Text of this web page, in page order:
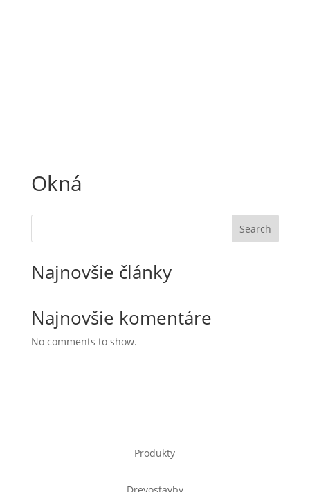
Okná
Search
Najnovšie články
Najnovšie komentáre
No comments to show.
Produkty